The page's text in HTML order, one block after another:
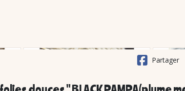
Partager